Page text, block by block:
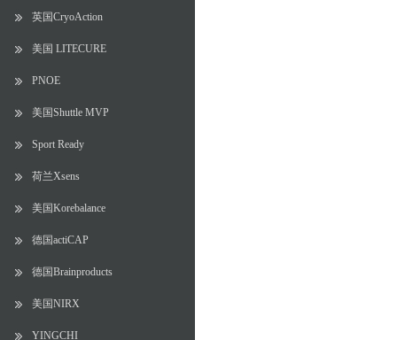
英国CryoAction
美国 LITECURE
PNOE
美国Shuttle MVP
Sport Ready
荷兰Xsens
美国Korebalance
德国actiCAP
德国Brainproducts
美国NIRX
YINGCHI